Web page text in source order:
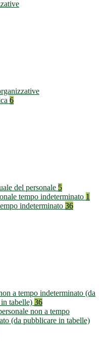
6
del personale 5
tempo indeterminato 1
indeterminato 36
a tempo indeterminato (da
tabelle) 36
non a tempo
(da pubblicare in tabelle)